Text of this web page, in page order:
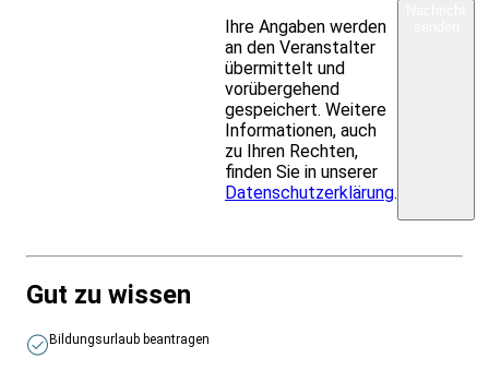
Ihre Angaben werden
an den Veranstalter
übermittelt und
vorübergehend
gespeichert. Weitere
Informationen, auch
zu Ihren Rechten,
finden Sie in unserer
Datenschutzerklärung.
Gut zu wissen
Bildungsurlaub beantragen